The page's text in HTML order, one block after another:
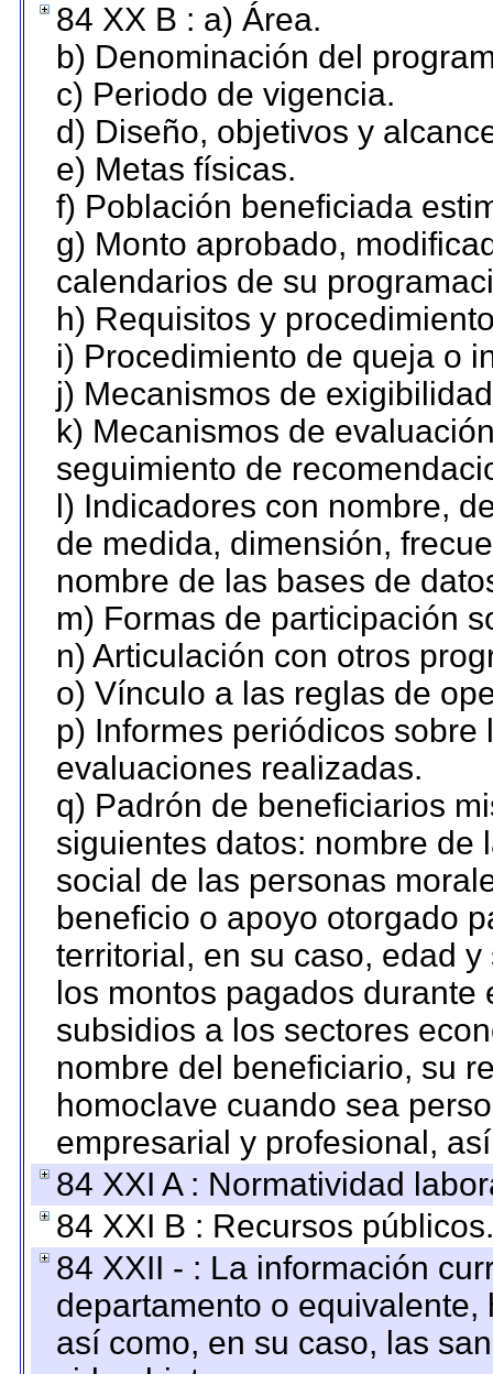
84 XX B : a) Área.
b) Denominación del
c) Periodo de vigencia.
d) Diseño, objetivos y
e) Metas físicas.
f) Población beneficiada
g) Monto aprobado,
calendarios de su
h) Requisitos y
i) Procedimiento de queja o
j) Mecanismos de
k) Mecanismos de
seguimiento de
l) Indicadores con nombre,
de medida, dimensión,
nombre de las bases de
m) Formas de participación
n) Articulación con otros
o) Vínculo a las reglas de
p) Informes periódicos
evaluaciones realizadas.
q) Padrón de beneficiarios
siguientes datos: nombre de
social de las personas
beneficio o apoyo otorgado
territorial, en su caso, edad
los montos pagados
subsidios a los sectores
nombre del beneficiario, su
homoclave cuando sea
empresarial y profesional,
84 XXI A : Normatividad
84 XXI B : Recursos públicos.
84 XXII - : La información
departamento o
así como, en su caso, las